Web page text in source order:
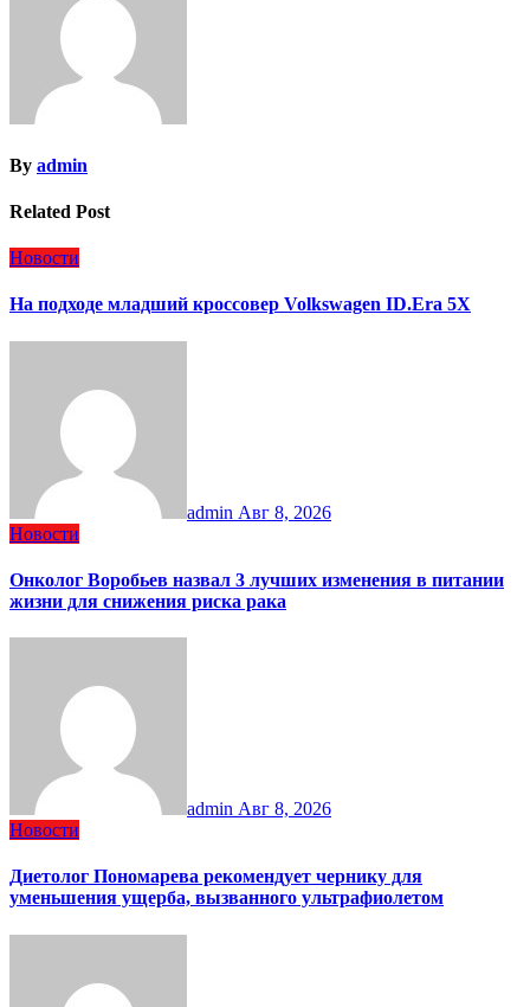
By admin
Related Post
Новости
На подходе младший кроссовер Volkswagen ID.Era 5X
admin Авг 8, 2026
Новости
Онколог Воробьев назвал 3 лучших изменения в питании
жизни для снижения риска рака
admin Авг 8, 2026
Новости
Диетолог Пономарева рекомендует чернику для
уменьшения ущерба, вызванного ультрафиолетом